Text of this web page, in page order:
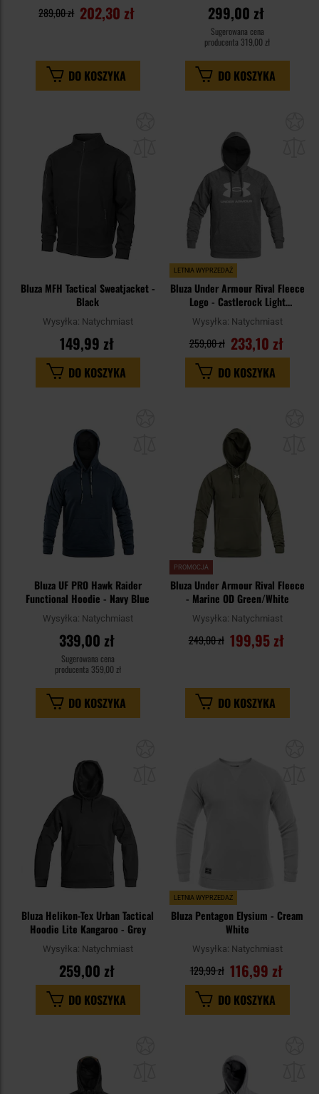
202,30 zł
289,00 zł
DO KOSZYKA
299,00 zł
Sugerowana cena
producenta 319,00 zł
DO KOSZYKA
Bluza MFH Tactical Sweatjacket -
Black
Wysyłka: Natychmiast
149,99 zł
DO KOSZYKA
LETNIA WYPRZEDAŻ
Bluza Under Armour Rival Fleece
Logo - Castlerock Light
Heather/White
Wysyłka: Natychmiast
233,10 zł
259,00 zł
DO KOSZYKA
Bluza UF PRO Hawk Raider
Functional Hoodie - Navy Blue
Wysyłka: Natychmiast
339,00 zł
Sugerowana cena
producenta 359,00 zł
DO KOSZYKA
PROMOCJA
Bluza Under Armour Rival Fleece
- Marine OD Green/White
Wysyłka: Natychmiast
199,95 zł
249,00 zł
DO KOSZYKA
Bluza Helikon-Tex Urban Tactical
Hoodie Lite Kangaroo - Grey
Wysyłka: Natychmiast
259,00 zł
DO KOSZYKA
LETNIA WYPRZEDAŻ
Bluza Pentagon Elysium - Cream
White
Wysyłka: Natychmiast
116,99 zł
129,99 zł
DO KOSZYKA